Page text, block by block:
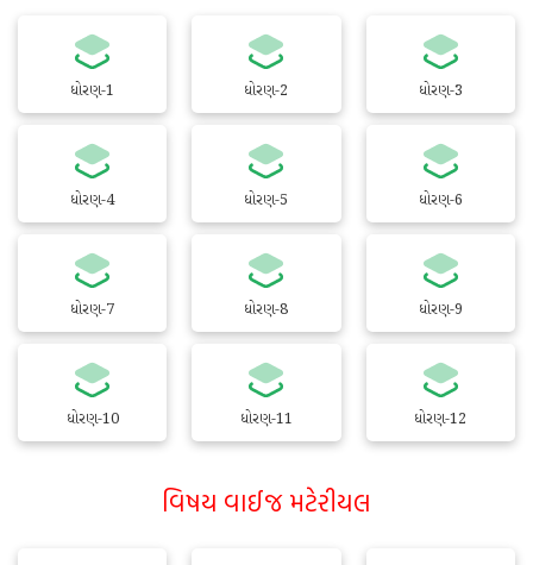
ધોરણ-1 ધોરણ-2 ધોરણ-3
ધોરણ-4 ધોરણ-5 ધોરણ-6
ધોરણ-7 ધોરણ-8 ધોરણ-9
ધોરણ-10 ધોરણ-11 ધોરણ-12
વિષય વાઈજ મટેરીયલ